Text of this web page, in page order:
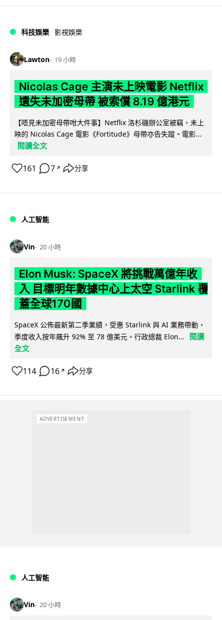
科技娛樂 影視娛樂
Lawton 19 小時
Nicolas Cage 主演未上映電影 Netflix
遺失未加密母帶 被索償 8.19 億港元
【唔見未加密母帶咁大件事】Netflix 洛杉磯辦公室被竊，未上
映的 Nicolas Cage 電影《Fortitude》母帶亦告失蹤。電影...
閱讀全文
161 7 ↗ 分享
人工智能
Vin 20 小時
Elon Musk: SpaceX 將挑戰萬億年收
入 目標明年數據中心上太空 Starlink 覆
蓋全球170國
SpaceX 公佈最新第二季業績，受惠 Starlink 與 AI 業務帶動，
季度收入按年飆升 92% 至 78 億美元。行政總裁 Elon...
閱讀
全文
114 16 ↗ 分享
ADVERTISEMENT
人工智能
Vin 20 小時